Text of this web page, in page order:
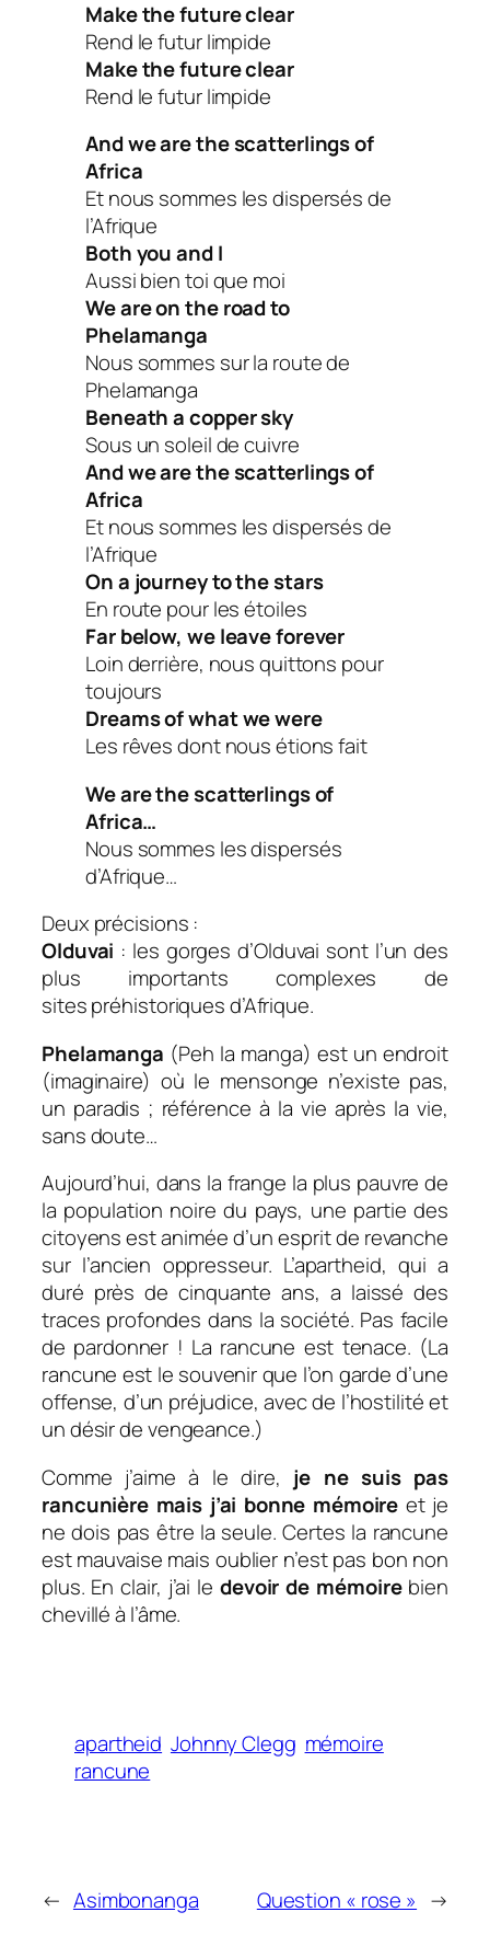
Make the future clear
Rend le futur limpide
Make the future clear
Rend le futur limpide
And we are the scatterlings of
Africa
Et nous sommes les dispersés de
l’Afrique
Both you and I
Aussi bien toi que moi
We are on the road to
Phelamanga
Nous sommes sur la route de
Phelamanga
Beneath a copper sky
Sous un soleil de cuivre
And we are the scatterlings of
Africa
Et nous sommes les dispersés de
l’Afrique
On a journey to the stars
En route pour les étoiles
Far below, we leave forever
Loin derrière, nous quittons pour
toujours
Dreams of what we were
Les rêves dont nous étions fait
We are the scatterlings of
Africa…
Nous sommes les dispersés
d’Afrique…
Deux précisions :
Olduvai : les gorges d’Olduvai sont l’un des
plus importants complexes de
sites préhistoriques d’Afrique.
Phelamanga (Peh la manga) est un endroit
(imaginaire) où le mensonge n’existe pas,
un paradis ; référence à la vie après la vie,
sans doute…
Aujourd’hui, dans la frange la plus pauvre de
la population noire du pays, une partie des
citoyens est animée d’un esprit de revanche
sur l’ancien oppresseur. L’apartheid, qui a
duré près de cinquante ans, a laissé des
traces profondes dans la société. Pas facile
de pardonner ! La rancune est tenace. (La
rancune est le souvenir que l’on garde d’une
offense, d’un préjudice, avec de l’hostilité et
un désir de vengeance.)
Comme j’aime à le dire, je ne suis pas
rancunière mais j’ai bonne mémoire et je
ne dois pas être la seule. Certes la rancune
est mauvaise mais oublier n’est pas bon non
plus. En clair, j’ai le devoir de mémoirebien
chevillé à l’âme.
apartheid Johnny Clegg mémoire
rancune
← Asimbonanga Question « rose » →